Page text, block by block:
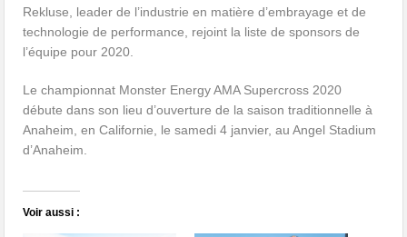
Rekluse, leader de l’industrie en matière d’embrayage et de
technologie de performance, rejoint la liste de sponsors de
l’équipe pour 2020.
Le championnat Monster Energy AMA Supercross 2020
débute dans son lieu d’ouverture de la saison traditionnelle à
Anaheim, en Californie, le samedi 4 janvier, au Angel Stadium
d’Anaheim.
Voir aussi :